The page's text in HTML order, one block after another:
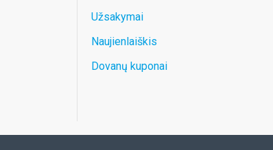
Užsakymai
Naujienlaiškis
Dovanų kuponai